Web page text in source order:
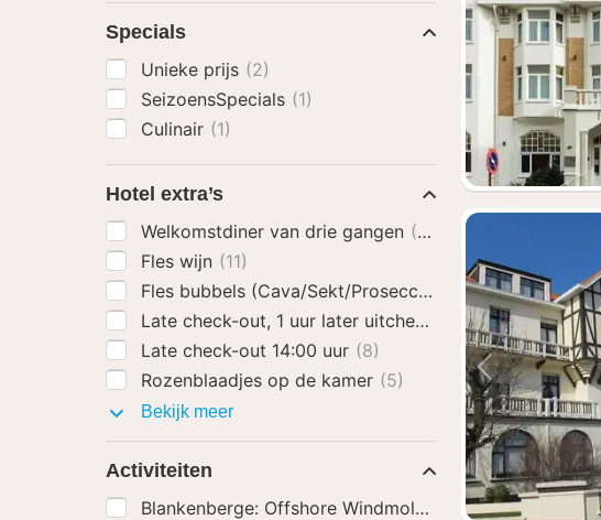
Vorige
Vorige
Specials
Unieke prijs (2)
SeizoensSpecials (1)
Culinair (1)
Hotel extra’s
Welkomstdiner van drie gangen (2)
Fles wijn (11)
Fles bubbels (Cava/Sekt/Prosecco)
(13)
Late check-out, 1 uur later uitchecken
(9)
Late check-out 14:00 uur (8)
Rozenblaadjes op de kamer (5)
Bekijk meerHotel
Activiteiten
Blankenberge: Offshore Windmolenpark - Tour per